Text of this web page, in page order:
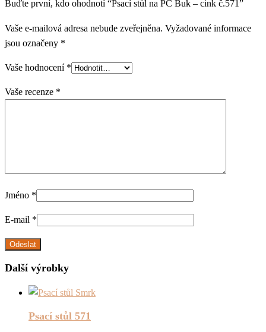
Buďte první, kdo ohodnotí “Psací stůl na PC Buk – cink č.571”
Vaše e-mailová adresa nebude zveřejněna. Vyžadované informace
jsou označeny *
Vaše hodnocení *
Vaše recenze *
Jméno *
E-mail *
Další výrobky
Psací stůl 571